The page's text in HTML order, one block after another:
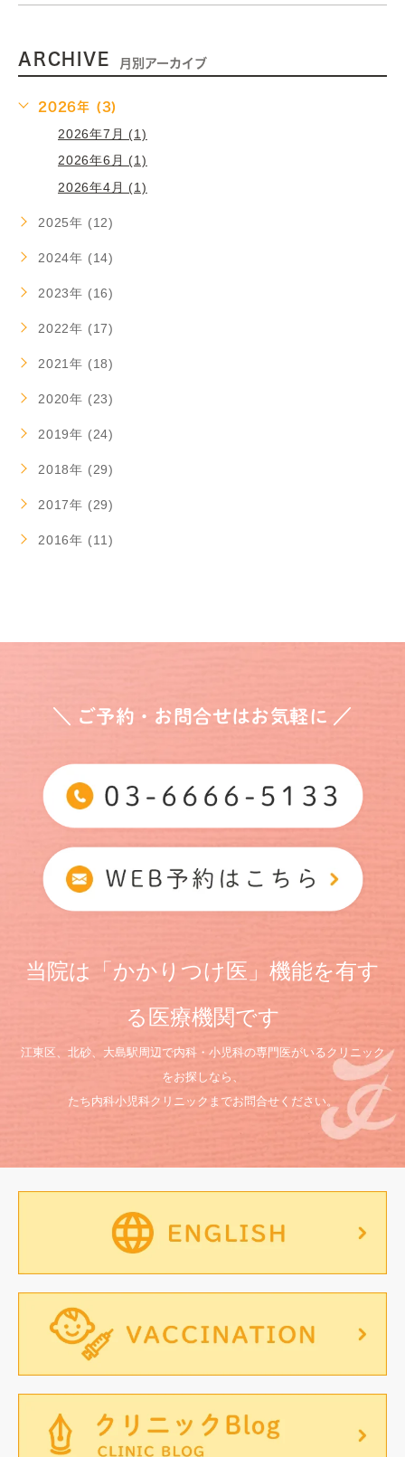
ARCHIVE 月別アーカイブ
2026年 (3)
2026年7月 (1)
2026年6月 (1)
2026年4月 (1)
2025年 (12)
2024年 (14)
2023年 (16)
2022年 (17)
2021年 (18)
2020年 (23)
2019年 (24)
2018年 (29)
2017年 (29)
2016年 (11)
＼ ご予約・お問合せはお気軽に ／
当院は「かかりつけ医」機能を有す
る医療機関です
江東区、北砂、大島駅周辺で内科・小児科の専門医がいるクリニック
をお探しなら、
たち内科小児科クリニックまでお問合せください。